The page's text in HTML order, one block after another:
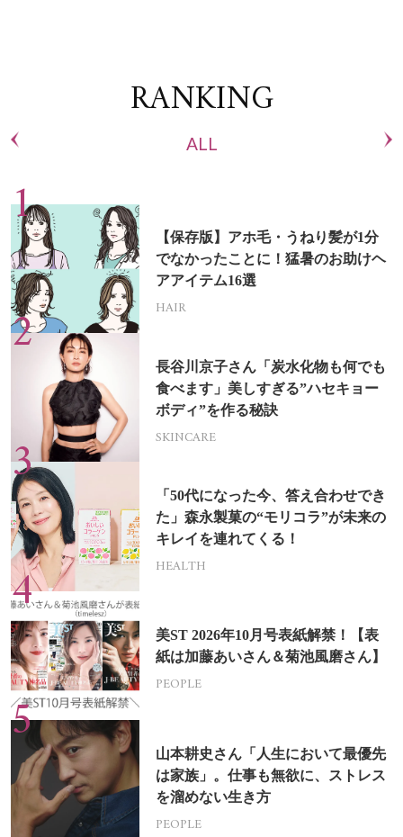
RANKING
ALL
【保存版】アホ毛・うねり髪が1分
でなかったことに！猛暑のお助けヘ
アアイテム16選
HAIR
長谷川京子さん「炭水化物も何でも
食べます」美しすぎる”ハセキョー
ボディ”を作る秘訣
SKINCARE
「50代になった今、答え合わせでき
た」森永製菓の“モリコラ”が未来の
キレイを連れてくる！
HEALTH
美ST 2026年10月号表紙解禁！【表
紙は加藤あいさん＆菊池風磨さん】
PEOPLE
山本耕史さん「人生において最優先
は家族」。仕事も無欲に、ストレス
を溜めない生き方
PEOPLE